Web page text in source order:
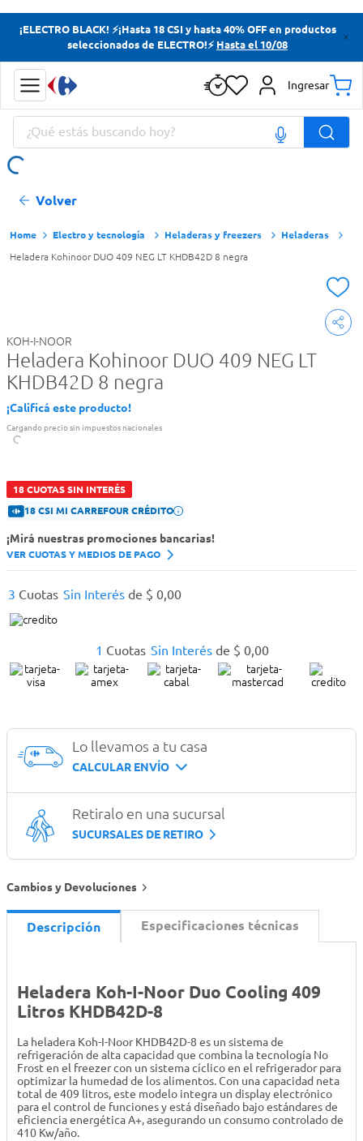
¡ELECTRO BLACK! ⚡¡Hasta 18 CSI y hasta 40% OFF en productos
seleccionados de ELECTRO!⚡ Hasta el 10/08
Ingresar
¿Qué estás buscando hoy?
Volver
Electro y tecnología Heladeras y freezers Heladeras
Heladera Kohinoor DUO 409 NEG LT KHDB42D 8 negra
KOH-I-NOOR
Heladera Kohinoor DUO 409 NEG LT
KHDB42D 8 negra
¡Calificá este producto!
Cargando precio sin impuestos nacionales
18 CUOTAS SIN INTERÉS
18 CSI MI CARREFOUR CRÉDITO
¡Mirá nuestras promociones bancarias!
VER CUOTAS Y MEDIOS DE PAGO
1 Cuotas Sin Interés de $ 0,00
3 Cuotas Sin Interés de $ 0,00
Lo llevamos a tu casa
CALCULAR ENVÍO
Retiralo en una sucursal
SUCURSALES DE RETIRO
Cambios y Devoluciones
Descripción Especificaciones técnicas
Heladera Koh-I-Noor Duo Cooling 409
Litros KHDB42D-8
La heladera Koh-I-Noor KHDB42D-8 es un sistema de
refrigeración de alta capacidad que combina la tecnología No
Frost en el freezer con un sistema cíclico en el refrigerador para
optimizar la humedad de los alimentos. Con una capacidad neta
total de 409 litros, este modelo integra un display electrónico
para el control de funciones y está diseñado bajo estándares de
eficiencia energética A+, asegurando un consumo controlado de
410 Kw/año.
Términos más buscados
Yerba
Cerveza
Doves
Términos más buscados
Cerveza
Doves
Papas Fritas